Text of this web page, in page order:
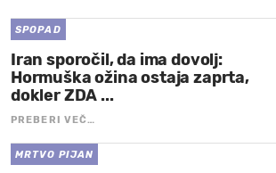
SPOPAD
Iran sporočil, da ima dovolj:
Hormuška ožina ostaja zaprta,
dokler ZDA ...
PREBERI VEČ…
MRTVO PIJAN